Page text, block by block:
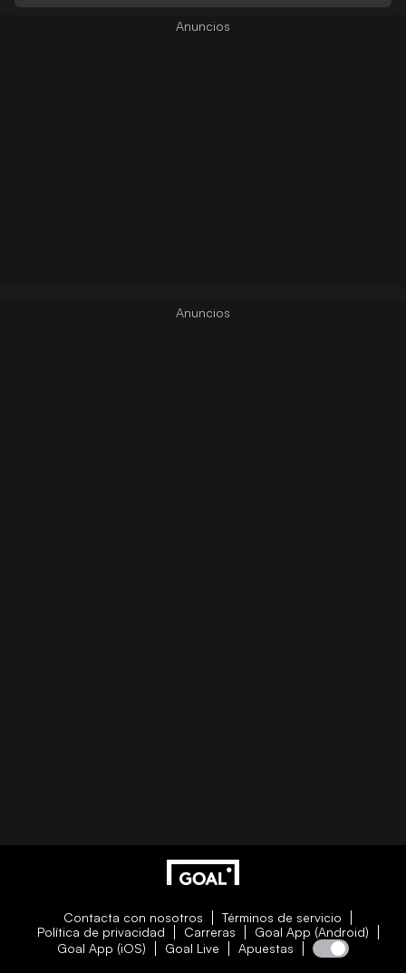
Contacta con nosotros
Términos de servicio
Política de privacidad
Carreras
Goal App (Android)
Goal App (iOS)
Goal Live Apuestas